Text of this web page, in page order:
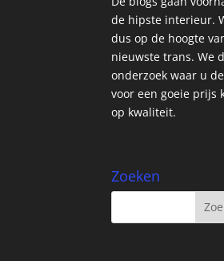
de hipste interieur.
dus op de hoogte
nieuwste trans. We
onderzoek waar u
voor een goeie prijs
op kwaliteit.
Zoeken